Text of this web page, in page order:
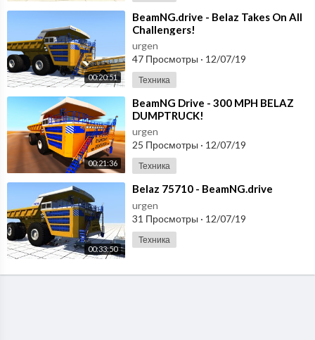
00:20:51
⁣BeamNG.drive - Belaz Takes On All
Challengers!
urgen
47 Просмотры · 12/07/19
Техника
00:21:36
⁣BeamNG Drive - 300 MPH BELAZ
DUMPTRUCK!
urgen
25 Просмотры · 12/07/19
Техника
00:33:50
⁣Belaz 75710 - BeamNG.drive
urgen
31 Просмотры · 12/07/19
Техника